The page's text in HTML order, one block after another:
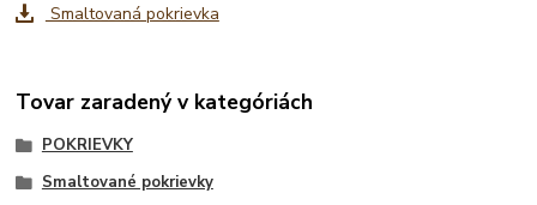
Smaltovaná pokrievka
Tovar zaradený v kategóriách
POKRIEVKY
Smaltované pokrievky